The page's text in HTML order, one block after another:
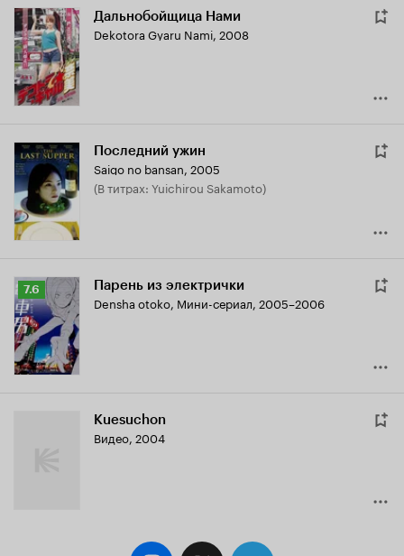
Дальнобойщица Нами
Dekotora Gyaru Nami, 2008
Последний ужин
Saigo no bansan, 2005
(в титрах: Yuichirou Sakamoto)
Рейтинг
Кинопоиска
7.6
7.6 Парень из электрички
Densha otoko, Мини-сериал, 2005–2006
Kuesuchon
Видео, 2004